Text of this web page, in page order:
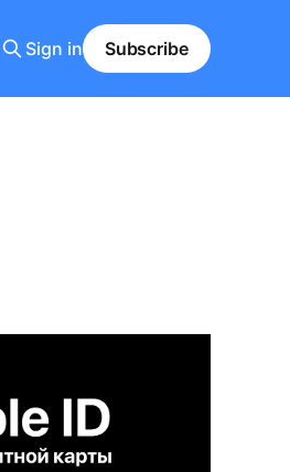
Sign in Subscribe